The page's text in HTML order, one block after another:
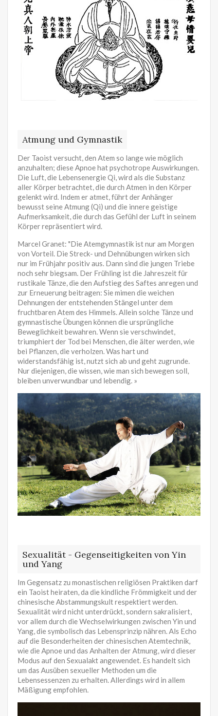
Atmung und Gymnastik
Der Taoist versucht, den Atem so lange wie möglich
anzuhalten; diese Apnoe hat psychotrope Auswirkungen.
Die Luft, die Lebensenergie Qi, wird als die Substanz
aller Körper betrachtet, die durch Atmen in den Körper
gelenkt wird. Indem er atmet, führt der Anhänger
bewusst seine Atmung (Qi) und die innere geistige
Aufmerksamkeit, die durch das Gefühl der Luft in seinem
Körper repräsentiert wird.
Marcel Granet: "Die Atemgymnastik ist nur am Morgen
von Vorteil. Die Streck- und Dehnübungen wirken sich
nur im Frühjahr positiv aus. Dann sind die jungen Triebe
noch sehr biegsam. Der Frühling ist die Jahreszeit für
rustikale Tänze, die den Aufstieg des Saftes anregen und
zur Erneuerung beitragen: Sie mimen die weichen
Dehnungen der entstehenden Stängel unter dem
fruchtbaren Atem des Himmels. Allein solche Tänze und
gymnastische Übungen können die ursprüngliche
Beweglichkeit bewahren. Wenn sie verschwindet,
triumphiert der Tod bei Menschen, die älter werden, wie
bei Pflanzen, die verholzen. Was hart und
widerstandsfähig ist, nutzt sich ab und geht zugrunde.
Nur diejenigen, die wissen, wie man sich bewegen soll,
bleiben unverwundbar und lebendig. »
Sexualität - Gegenseitigkeiten von Yin
und Yang
Im Gegensatz zu monastischen religiösen Praktiken darf
ein Taoist heiraten, da die kindliche Frömmigkeit und der
chinesische Abstammungskult respektiert werden.
Sexualität wird nicht unterdrückt, sondern sakralisiert,
vor allem durch die Wechselwirkungen zwischen Yin und
Yang, die symbolisch das Lebensprinzip nähren. Als Echo
auf die Besonderheiten der chinesischen Atemtechnik,
wie die Apnoe und das Anhalten der Atmung, wird dieser
Modus auf den Sexualakt angewendet. Es handelt sich
um das Ausüben sexueller Methoden um die
Lebensessenzen zu erhalten. Allerdings wird in allem
Mäßigung empfohlen.